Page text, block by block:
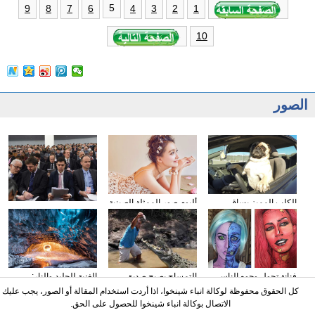
1
2
3
4
5
6
7
8
9
10
الصور
وسائل الإعلام الأجنبية
تولي اهتمامها بتقرير عمل
الحكومة
ألبوم صور الممثلة الصينية
سون تشيان
الكلب المميز يساق
السيارات
الغنية للجليد والنار:
المصور يلتقط صورا في
الأنهار الجليدية
التمساح يصبح صديق
الناس في كوستا ريكا
فنانة تحول وجوه الناس
إلى الشخصيات الكرتونية
باستخدام الماكياج
كل الحقوق محفوظة لوكالة انباء شينخوا، اذا أردت استخدام المقالة أو الصور، يجب عليك
الاتصال بوكالة انباء شينخوا للحصول على الحق.